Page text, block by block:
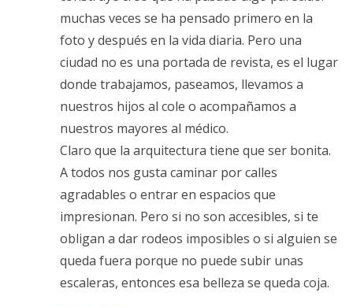
muchas veces se ha pensado primero en la
foto y después en la vida diaria. Pero una
ciudad no es una portada de revista, es el lugar
donde trabajamos, paseamos, llevamos a
nuestros hijos al cole o acompañamos a
nuestros mayores al médico.
Claro que la arquitectura tiene que ser bonita.
A todos nos gusta caminar por calles
agradables o entrar en espacios que
impresionan. Pero si no son accesibles, si te
obligan a dar rodeos imposibles o si alguien se
queda fuera porque no puede subir unas
escaleras, entonces esa belleza se queda coja.